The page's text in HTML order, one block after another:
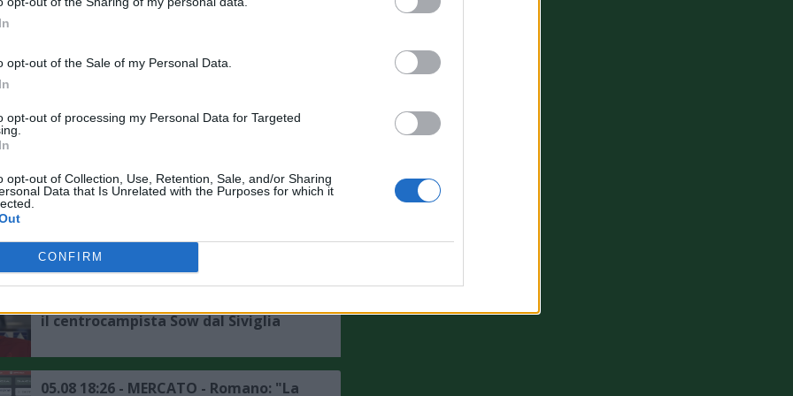
opt-out of the Sale of my Personal Data.
opt-out of processing my Personal Data for Targeted
opt-out of Collection, Use, Retention, Sale, and/or Sharing
Data that Is Unrelated with the Purposes for which it
CONFIRM
Sassuolo ha chiesto informazioni su
ma in difesa non ho neanche un
titolare"
"Zeballos continua ad aspettare il
Napoli, si attendono sviluppi, ecco le
ultime"
il centrocampista Sow dal Siviglia
05.08 18:26 - MERCATO - Romano: "La